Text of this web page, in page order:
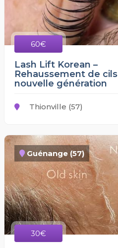
60€
Lash Lift Korean –
Rehaussement de cils
nouvelle génération
Thionville (57)
Guénange (57)
30€